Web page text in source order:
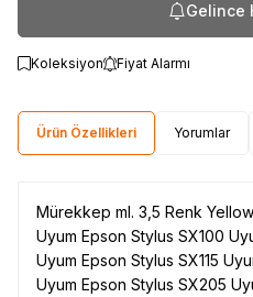
Gelince
Koleksiyon Fiyat Alarmı
Ürün Özellikleri Yorumlar
Mürekkep ml. 3,5 Renk
Uyum Epson Stylus SX100
Uyum Epson Stylus SX115
Uyum Epson Stylus SX205